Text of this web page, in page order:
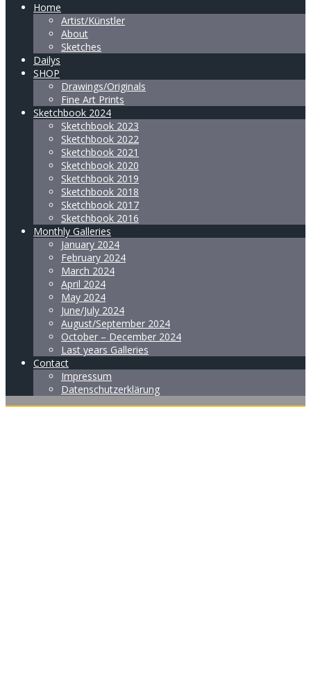
Home
Artist/Künstler
About
Sketches
Dailys
SHOP
Drawings/Originals
Fine Art Prints
Sketchbook 2024
Sketchbook 2023
Sketchbook 2022
Sketchbook 2021
Sketchbook 2020
Sketchbook 2019
Sketchbook 2018
Sketchbook 2017
Sketchbook 2016
Monthly Galleries
January 2024
February 2024
March 2024
April 2024
May 2024
June/July 2024
August/September 2024
October – December 2024
Last years Galleries
Contact
Impressum
Datenschutzerklärung